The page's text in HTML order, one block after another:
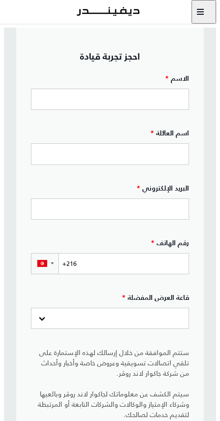
احجز تجربة قيادة
الاسم *
اسم العائلة *
البريد الإلكتروني *
رقم الهاتف *
▼
قاعة العرض المفضلة *
ستتم الموافقة من خلال إرسالك لهذه الإستمارة على
تلقي اتصالات تسويقية وعروض خاصة وأخبار وأحداث
من شركة جاكوار لاند روڤر.
سيتم الكشف عن معلوماتك لجاكوار لاند روڤر وبائعيها
وشركاء الإمتياز والوكالات والشركات التابعة أو المرتبطة
لتقديم خدمات لصالحك.